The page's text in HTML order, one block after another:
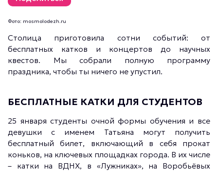
Молодёжь Москвы в движении
Молодёжь Москвы здоровая
Молодёжь Москвы туристическая
Все новости
Фото: mosmolodezh.ru
Столица приготовила сотни событий: от
бесплатных катков и концертов до научных
квестов. Мы собрали полную программу
праздника, чтобы ты ничего не упустил.
БЕСПЛАТНЫЕ КАТКИ ДЛЯ СТУДЕНТОВ
25 января студенты очной формы обучения и все
девушки с именем Татьяна могут получить
бесплатный билет, включающий в себя прокат
коньков, на ключевых площадках города. В их числе
– катки на ВДНХ, в «Лужниках», на Воробьёвых